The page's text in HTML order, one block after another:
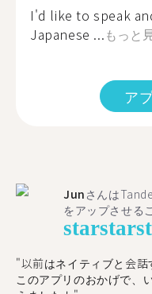
I'd like to speak
Japanese ...もっと
ア
Jun さんは
をアップさせる
starstar
"以前はネイティブと会話
このアプリのおかげで、